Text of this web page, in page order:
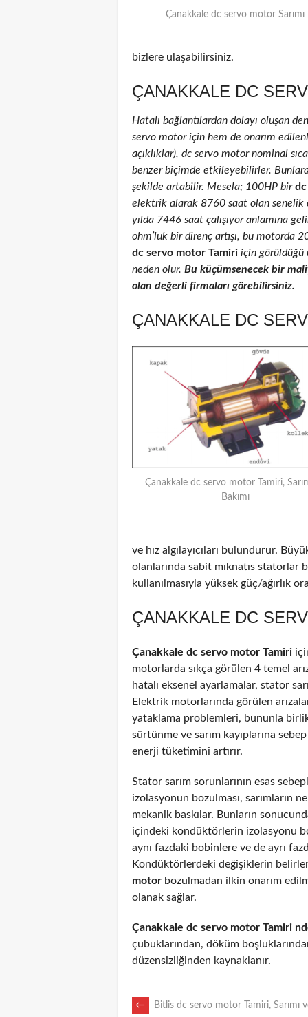
Çanakkale dc servo motor Sarımı
bizlere ulaşabilirsiniz.
ÇANAKKALE DC
Hatalı bağlantılardan dolayı oluşan
servo motor için hem de onarım
açıklıklar), dc servo motor nominal
benzer biçimde etkileyebilirler.
şekilde artabilir. Mesela; 100HP birdc
elektrik alarak 8760 saat olan senelik
yılda 7446 saat çalışıyor anlamına
ohm’luk bir direnç artışı, bu motorda
dc servo motor Tamiri için görüldüğü
neden olur. Bu küçümsenecek bir
olan değerli firmaları görebilirsiniz.
ÇANAKKALE DC
Çanakkale dc servo motor Tamiri,
Bakımı
ve hız algılayıcıları bulundurur.
olanlarında sabit mıknatıs statorlar
kullanılmasıyla yüksek güç/ağırlık
ÇANAKKALE DC
Çanakkale dc servo motor Tamiri
motorlarda sıkça görülen 4 temel
hatalı eksenel ayarlamalar, stator
Elektrik motorlarında görülen
yataklama problemleri, bununla
sürtünme ve sarım kayıplarına
enerji tüketimini artırır.
Stator sarım sorunlarının esas
izolasyonun bozulması, sarımların
mekanik baskılar. Bunların
içindeki kondüktörlerin izolasyonu
aynı fazdaki bobinlere ve de ayrı
Kondüktörlerdeki değişiklerin
motor bozulmadan ilkin onarım
olanak sağlar.
Çanakkale dc servo motor Tamiri
çubuklarından, döküm
düzensizliğinden kaynaklanır.
← Bitlis dc servo motor Tamiri, Sarımı